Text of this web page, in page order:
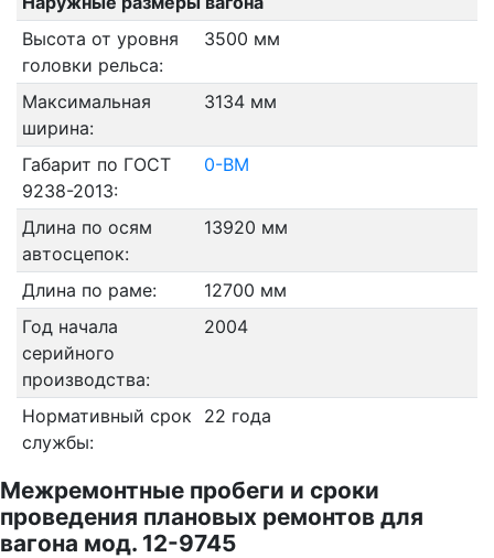
Высота от уровня
головки рельса:
3500 мм
Максимальная
ширина:
3134 мм
Габарит по ГОСТ
9238-2013:
0-ВМ
Длина по осям
автосцепок:
13920 мм
Длина по раме:
12700 мм
Год начала
серийного
производства:
2004
Нормативный срок
службы:
22 года
Межремонтные пробеги и сроки
проведения плановых ремонтов для
вагона мод. 12-9745